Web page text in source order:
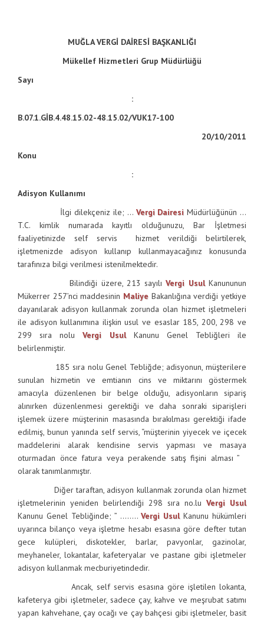
MUĞLA VERGİ DAİRESİ BAŞKANLIĞI
Mükellef Hizmetleri Grup Müdürlüğü
Sayı
:
B.07.1.GİB.4.48.15.02-48.15.02/VUK17-100
20/10/2011
Konu
:
Adisyon Kullanımı
İlgi dilekçeniz ile; … Vergi Dairesi Müdürlüğünün …
T.C. kimlik numarada kayıtlı olduğunuzu, Bar İşletmesi
faaliyetinizde self servis hizmet verildiği belirtilerek,
işletmenizde adisyon kullanıp kullanmayacağınız konusunda
tarafınıza bilgi verilmesi istenilmektedir.
Bilindiği üzere, 213 sayılıVergi UsulKanununun
Mükerrer 257’nci maddesinin Maliye Bakanlığına verdiği yetkiye
dayanılarak adisyon kullanmak zorunda olan hizmet işletmeleri
ile adisyon kullanımına ilişkin usul ve esaslar 185, 200, 298 ve
299 sıra noluVergi UsulKanunu Genel Tebliğleri ile
belirlenmiştir.
185 sıra nolu Genel Tebliğde; adisyonun, müşterilere
sunulan hizmetin ve emtianın cins ve miktarını göstermek
amacıyla düzenlenen bir belge olduğu, adisyonların sipariş
alınırken düzenlenmesi gerektiği ve daha sonraki siparişleri
işlemek üzere müşterinin masasında bırakılması gerektiği ifade
edilmiş, bunun yanında self servis, “müşterinin yiyecek ve içecek
maddelerini alarak kendisine servis yapması ve masaya
oturmadan önce fatura veya perakende satış fişini alması ”
olarak tanımlanmıştır.
Diğer taraftan, adisyon kullanmak zorunda olan hizmet
işletmelerinin yeniden belirlendiği 298 sıra no.lu Vergi Usul
Kanunu Genel Tebliğinde; ” ……..Vergi UsulKanunu hükümleri
uyarınca bilanço veya işletme hesabı esasına göre defter tutan
gece kulüpleri, diskotekler, barlar, pavyonlar, gazinolar,
meyhaneler, lokantalar, kafeteryalar ve pastane gibi işletmeler
adisyon kullanmak mecburiyetindedir.
Ancak, self servis esasına göre işletilen lokanta,
kafeterya gibi işletmeler, sadece çay, kahve ve meşrubat satımı
yapan kahvehane, çay ocağı ve çay bahçesi gibi işletmeler, basit